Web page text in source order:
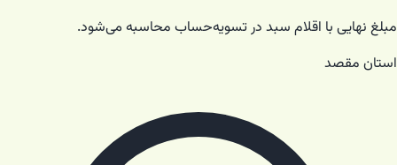
مبلغ نهایی با اقلام سبد در تسویه‌حساب محاسبه می‌شود.
استان مقصد